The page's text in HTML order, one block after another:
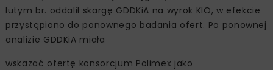
lutym br. oddalił skargę GDDKiA na wyrok KIO, w efekcie
przystąpiono do ponownego badania ofert. Po ponownej
analizie GDDKiA miała
wskazać ofertę konsorcjum Polimex jako